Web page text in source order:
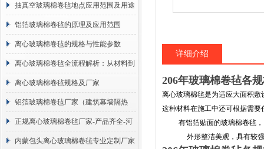
抽真空玻璃棉卷毡地点应用范围及用途
说明
铝箔玻璃棉卷毡的原理及应用范围
离心玻璃棉卷毡的规格与性能参数
离心玻璃棉卷毡全流程解析：从材料到
施工
离心玻璃棉卷毡规格及厂家
铝箔玻璃棉卷毡厂家（建筑幕墙隔热
棉）
正规离心玻璃棉卷毡厂家-产品齐全-河
北建峰保温材料有限公司
内蒙包头离心玻璃棉卷毡专业定制厂家
详细介绍
206年玻璃棉卷毡各
离心玻璃棉毡是为适应大面积
这种材料在施工中还可根据需
有铝箔贴面的玻璃棉卷毡，
外形整洁美观，具有较